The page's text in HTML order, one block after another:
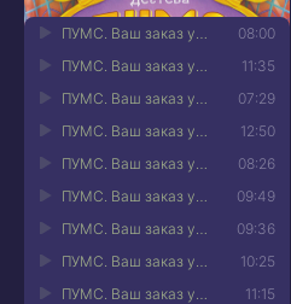
08:00
ПУМС. Ваш заказ уже колдуется! 01
11:35
ПУМС. Ваш заказ уже колдуется! 02
07:29
ПУМС. Ваш заказ уже колдуется! 03
12:50
ПУМС. Ваш заказ уже колдуется! 04
08:26
ПУМС. Ваш заказ уже колдуется! 05
09:49
ПУМС. Ваш заказ уже колдуется! 06
09:36
ПУМС. Ваш заказ уже колдуется! 07
10:25
ПУМС. Ваш заказ уже колдуется! 08
11:15
ПУМС. Ваш заказ уже колдуется! 09